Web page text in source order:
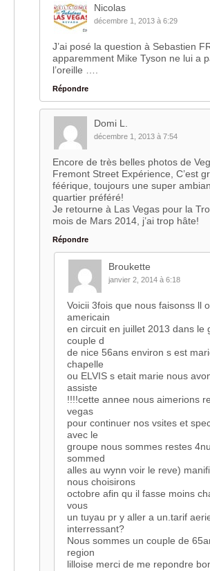
Nicolas
décembre 1, 2013 à 6:29
J’ai posé la question à Sebastien
apparemment Mike Tyson ne lui a
l’oreille ….
Répondre
Domi L.
décembre 1, 2013 à 7:54
Encore de très belles photos de
Fremont Street Expérience, C’est
féérique, toujours une super
quartier préféré!
Je retourne à Las Vegas pour la
mois de Mars 2014, j’ai trop hâte!
Répondre
Broukette
janvier 2, 2014 à 6:18
Voicii 3fois que nous faisonss ll
americain
en circuit en juillet 2013 dans le
couple d
de nice 56ans environ s est
chapelle
ou ELVIS s etait marie nous
assiste
!!!!cette annee nous aimerions
vegas
pour continuer nos vsites et
avec le
groupe nous sommes restes
sommed
alles au wynn voir le reve)
nous choisirons
octobre afin qu il fasse moins
vous
un tuyau pr y aller a un.tarif
interressant?
Nous sommes un couple de
region
lilloise merci de me repondre